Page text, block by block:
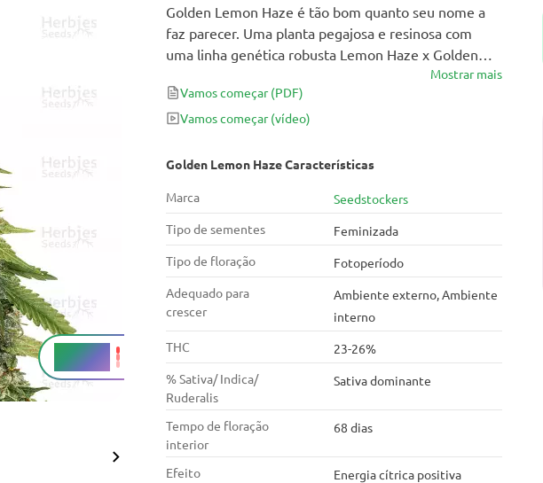
23-26%
THC
Golden Lemon Haze Características
Marca
Seedstockers
Tipo de sementes
Feminizada
Tipo de floração
Fotoperíodo
Adequado para
crescer
Ambiente externo, Ambiente
interno
THC
23-26%
% Sativa/ Indica/
Ruderalis
Sativa dominante
Tempo de floração
interior
68 dias
Efeito
Energia cítrica positiva
Golden Lemon Haze é tão bom quanto seu nome a
faz parecer. Uma planta pegajosa e resinosa com
uma linha genética robusta Lemon Haze x Golden
Amnesia, Golden Lemon Haze oferece excelentes
resultados em tempos ultrarrápidos; trazendo até
600g / m² de botões revestidos de resina potentes
Mostrar mais
Vamos começar (PDF)
Vamos começar(vídeo)